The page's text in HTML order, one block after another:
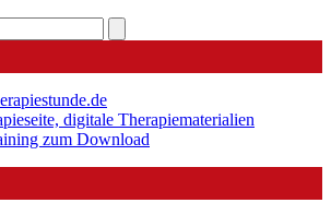
digitale Therapiematerialien
zum Download